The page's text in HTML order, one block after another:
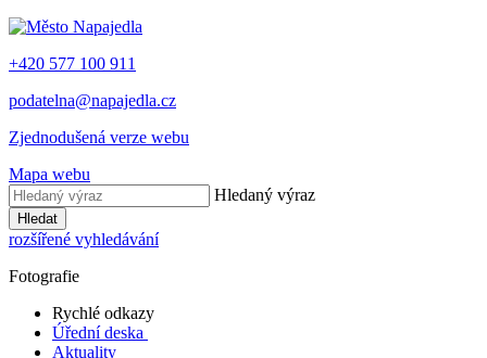
+420 577 100 911
podatelna@napajedla.cz
Zjednodušená verze webu
Mapa webu
Hledaný výraz
Hledat
rozšířené vyhledávání
Fotografie
Rychlé odkazy
Úřední deska
Aktuality